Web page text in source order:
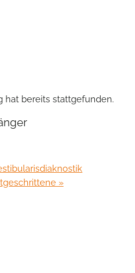
hat bereits stattgefunden.
»